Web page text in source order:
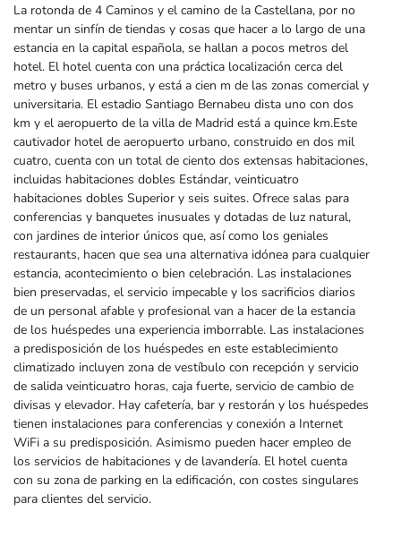
La rotonda de 4 Caminos y el camino de la Castellana, por no
mentar un sinfín de tiendas y cosas que hacer a lo largo de una
estancia en la capital española, se hallan a pocos metros del
hotel. El hotel cuenta con una práctica localización cerca del
metro y buses urbanos, y está a cien m de las zonas comercial y
universitaria. El estadio Santiago Bernabeu dista uno con dos
km y el aeropuerto de la villa de Madrid está a quince km.Este
cautivador hotel de aeropuerto urbano, construido en dos mil
cuatro, cuenta con un total de ciento dos extensas habitaciones,
incluidas habitaciones dobles Estándar, veinticuatro
habitaciones dobles Superior y seis suites. Ofrece salas para
conferencias y banquetes inusuales y dotadas de luz natural,
con jardines de interior únicos que, así como los geniales
restaurants, hacen que sea una alternativa idónea para cualquier
estancia, acontecimiento o bien celebración. Las instalaciones
bien preservadas, el servicio impecable y los sacrificios diarios
de un personal afable y profesional van a hacer de la estancia
de los huéspedes una experiencia imborrable. Las instalaciones
a predisposición de los huéspedes en este establecimiento
climatizado incluyen zona de vestíbulo con recepción y servicio
de salida veinticuatro horas, caja fuerte, servicio de cambio de
divisas y elevador. Hay cafetería, bar y restorán y los huéspedes
tienen instalaciones para conferencias y conexión a Internet
WiFi a su predisposición. Asimismo pueden hacer empleo de
los servicios de habitaciones y de lavandería. El hotel cuenta
con su zona de parking en la edificación, con costes singulares
para clientes del servicio.